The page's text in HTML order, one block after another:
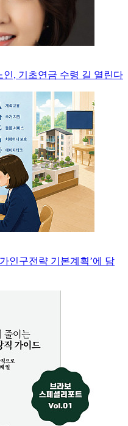
인, 기초연금 수령 길 열린다
인구전략 기본계획’에 담